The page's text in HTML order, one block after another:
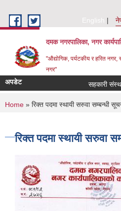
English
दमक नगरपालिका, नगर
"औद्योगिक, पर्यटकीय र हरित नगर,
नगर"
अपडेट सहकारी
You are here
Home » रिक्त पदमा स्थायी सरुवा सम्बन्धी
रिक्त पदमा स्थायी सरुवा